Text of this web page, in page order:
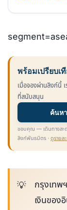
พร้อมเปรียบเ
เมื่อจองผ่านลิงก์นี้
ที่สนับสนุน
ค้นห
ขอบคุณ — เดินทางสะด
ลิงก์พันธมิตร · ดูรายล
กรุงเทพ
เงินของ